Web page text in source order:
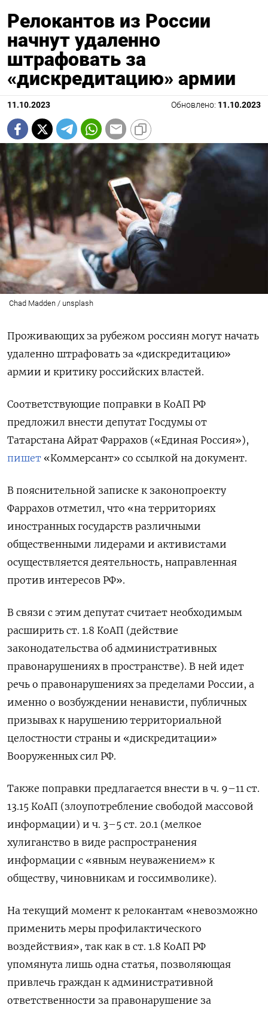
Релокантов из России
начнут удаленно
штрафовать за
«дискредитацию» армии
11.10.2023 Обновлено: 11.10.2023
Chad Madden / unsplash
Проживающих за рубежом россиян могут начать
удаленно штрафовать за «дискредитацию»
армии и критику российских властей.
Соответствующие поправки в КоАП РФ
предложил внести депутат Госдумы от
Татарстана Айрат Фаррахов («Единая Россия»),
пишет «Коммерсант» со ссылкой на документ.
В пояснительной записке к законопроекту
Фаррахов отметил, что «на территориях
иностранных государств различными
общественными лидерами и активистами
осуществляется деятельность, направленная
против интересов РФ».
В связи с этим депутат считает необходимым
расширить ст. 1.8 КоАП (действие
законодательства об административных
правонарушениях в пространстве). В ней идет
речь о правонарушениях за пределами России, а
именно о возбуждении ненависти, публичных
призывах к нарушению территориальной
целостности страны и «дискредитации»
Вооруженных сил РФ.
Также поправки предлагается внести в ч. 9–11 ст.
13.15 КоАП (злоупотребление свободой массовой
информации) и ч. 3–5 ст. 20.1 (мелкое
хулиганство в виде распространения
информации с «явным неуважением» к
обществу, чиновникам и госсимволике).
На текущий момент к релокантам «невозможно
применить меры профилактического
воздействия», так как в ст. 1.8 КоАП РФ
упомянута лишь одна статья, позволяющая
привлечь граждан к административной
ответственности за правонарушение за